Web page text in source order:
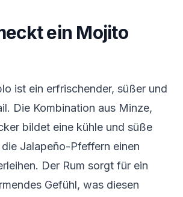
ein Mojito
ist ein erfrischender, süßer und
Die Kombination aus Minze,
bildet eine kühle und süße
Jalapeño-Pfeffern einen
Der Rum sorgt für ein
Gefühl, was diesen